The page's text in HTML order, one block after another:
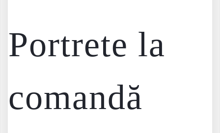
Portrete la
comandă